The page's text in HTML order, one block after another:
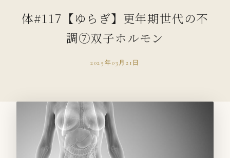
体#117【ゆらぎ】更年期世代の不
調⑦双子ホルモン
2025年03月21日